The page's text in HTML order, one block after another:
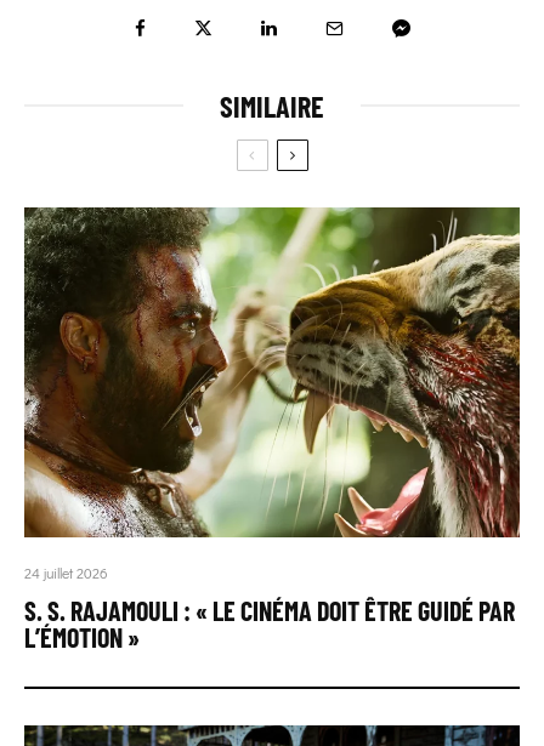
SIMILAIRE
24 juillet 2026
S. S. RAJAMOULI : « LE CINÉMA DOIT ÊTRE GUIDÉ PAR
L’ÉMOTION »